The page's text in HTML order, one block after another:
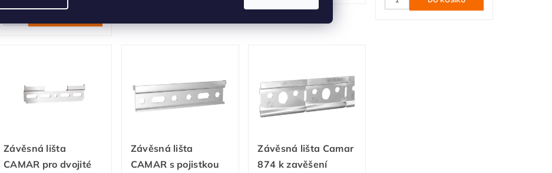
Závěsná lišta
CAMAR pro dvojité
Závěsná lišta
CAMAR s pojistkou
Závěsná lišta Camar
874 k zavěšení